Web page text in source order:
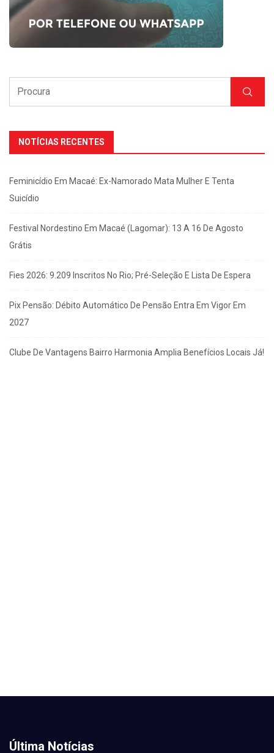
NOTÍCIAS RECENTES
Feminicídio Em Macaé: Ex-Namorado Mata Mulher E Tenta
Suicídio
Festival Nordestino Em Macaé (Lagomar): 13 A 16 De Agosto
Grátis
Fies 2026: 9.209 Inscritos No Rio; Pré-Seleção E Lista De Espera
Pix Pensão: Débito Automático De Pensão Entra Em Vigor Em
2027
Clube De Vantagens Bairro Harmonia Amplia Benefícios Locais Já!
Última Notícias